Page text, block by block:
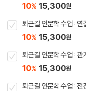
10% 15,300원
퇴근길 인문학 수업 : 연
10% 15,300원
퇴근길 인문학 수업 : 관
10% 15,300원
퇴근길 인문학 수업 : 전